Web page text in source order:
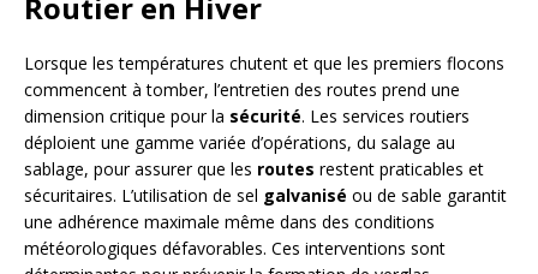
Lorsque les températures chutent et que les premiers flocons
commencent à tomber, l’entretien des routes prend une
dimension critique pour la sécurité. Les services routiers
déploient une gamme variée d’opérations, du salage au
sablage, pour assurer que les routes restent praticables et
sécuritaires. L’utilisation de sel galvanisé ou de sable garantit
une adhérence maximale même dans des conditions
météorologiques défavorables. Ces interventions sont